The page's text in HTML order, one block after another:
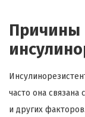
Причины
часто она
и других